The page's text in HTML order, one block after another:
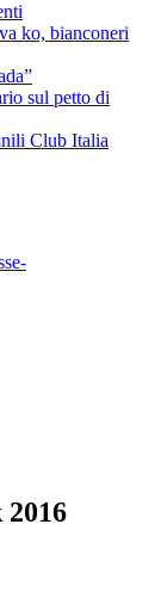
ko, bianconeri
sul petto di
Club Italia